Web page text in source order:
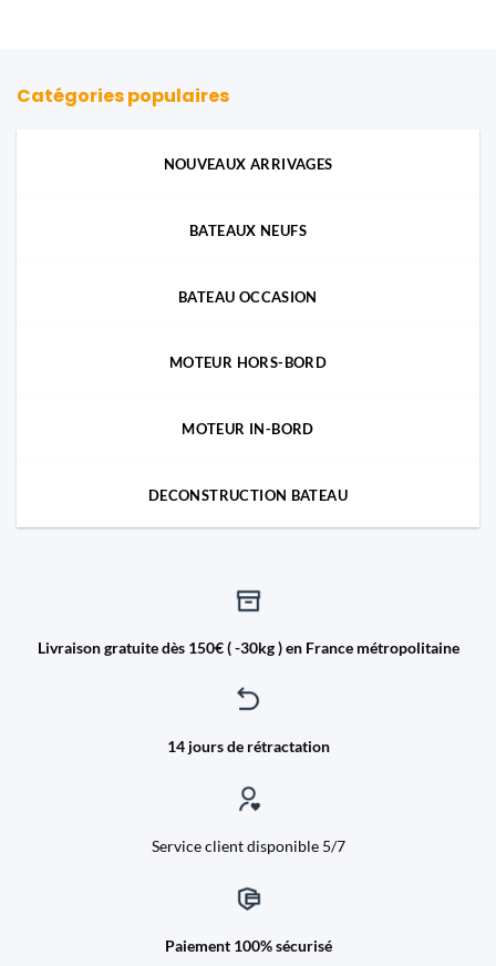
Catégories populaires
NOUVEAUX ARRIVAGES
BATEAUX NEUFS
BATEAU OCCASION
MOTEUR HORS-BORD
MOTEUR IN-BORD
DECONSTRUCTION BATEAU
Livraison gratuite dès 150€ ( -30kg ) en France métropolitaine
14 jours de rétractation
Service client disponible 5/7
Paiement 100% sécurisé